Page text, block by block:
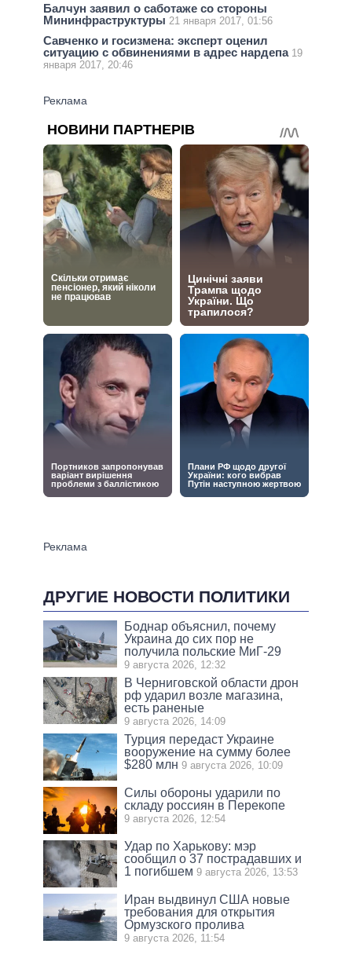
Балчун заявил о саботаже со стороны
Мининфраструктуры 21 января 2017, 01:56
Савченко и госизмена: эксперт оценил
ситуацию с обвинениями в адрес нардепа 19
января 2017, 20:46
ДРУГИЕ НОВОСТИ ПОЛИТИКИ
Боднар объяснил, почему
Украина до сих пор не
получила польские МиГ-29
9 августа 2026, 12:32
В Черниговской области дрон
рф ударил возле магазина,
есть раненые
9 августа 2026, 14:09
Турция передаст Украине
вооружение на сумму более
$280 млн 9 августа 2026, 10:09
Силы обороны ударили по
складу россиян в Перекопе
9 августа 2026, 12:54
Удар по Харькову: мэр
сообщил о 37 пострадавших и
1 погибшем 9 августа 2026, 13:53
Иран выдвинул США новые
требования для открытия
Ормузского пролива
9 августа 2026, 11:54